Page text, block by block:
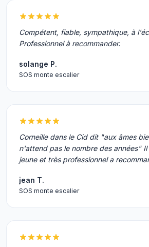
Compétent, fiable, sympathique, à
Professionnel à recommander.
solange P.
SOS monte escalier
Corneille dans le Cid dit "aux âmes
n'attend pas le nombre des années"
jeune et très professionnel a
jean T.
SOS monte escalier